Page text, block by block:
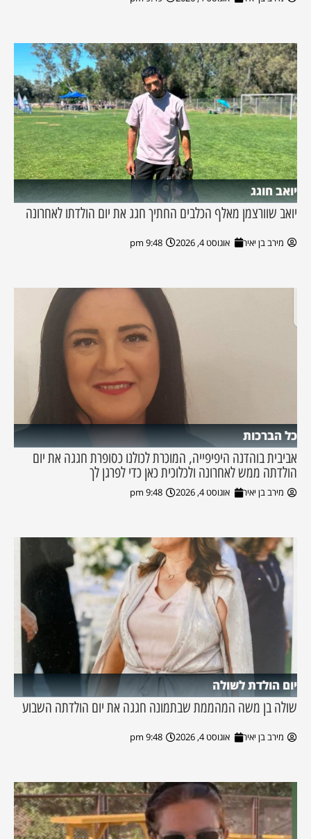
יואב חוגג
יואב שוורצמן מאלף הכלבים החתיך חגג את יום הולדתו לאחרונה
מירב בן יאיר אוגוסט 4, 2026 9:48 pm
כל הברכות
אביבית בוהדנה היפיפייה, המוכרת לכולנו כסופרת חגגה את יום
הולדתה ממש לאחרונה ולכלוכית כאן כדי לפרגן לך
מירב בן יאיר אוגוסט 4, 2026 9:48 pm
יום הולדת לשולה
שולה בן משה המהממת שבתמונה חגגה את יום הולדתה השבוע
מירב בן יאיר אוגוסט 4, 2026 9:48 pm